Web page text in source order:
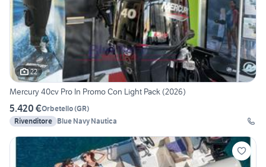
22
Mercury 40cv Pro In Promo Con Light Pack (2026)
5.420 €Orbetello(GR)
Rivenditore Blue Navy Nautica